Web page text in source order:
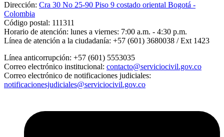
Dirección: Cra 30 No 25-90 Piso 9 costado oriental Bogotá -
Colombia
Código postal: 111311
Horario de atención: lunes a viernes: 7:00 a.m. - 4:30 p.m.
Línea de atención a la ciudadanía: +57 (601) 3680038 / Ext 1423
Línea anticorrupción: +57 (601) 5553035
Correo electrónico institucional: contacto@serviciocivil.gov.co
Correo electrónico de notificaciones judiciales:
notificacionesjudiciales@serviciocivil.gov.co